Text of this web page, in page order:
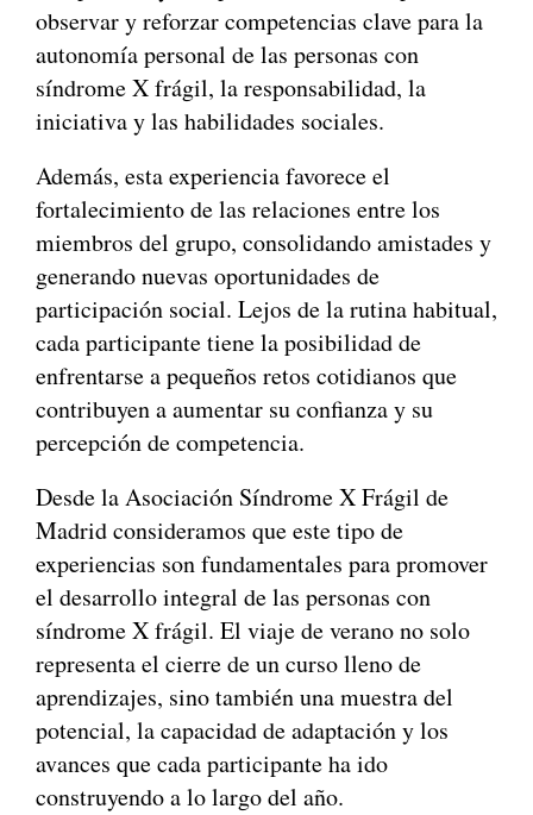
observar y reforzar competencias clave para la
autonomía personal de las personas con
síndrome X frágil, la responsabilidad, la
iniciativa y las habilidades sociales.
Además, esta experiencia favorece el
fortalecimiento de las relaciones entre los
miembros del grupo, consolidando amistades y
generando nuevas oportunidades de
participación social. Lejos de la rutina habitual,
cada participante tiene la posibilidad de
enfrentarse a pequeños retos cotidianos que
contribuyen a aumentar su confianza y su
percepción de competencia.
Desde la Asociación Síndrome X Frágil de
Madrid consideramos que este tipo de
experiencias son fundamentales para promover
el desarrollo integral de las personas con
síndrome X frágil. El viaje de verano no solo
representa el cierre de un curso lleno de
aprendizajes, sino también una muestra del
potencial, la capacidad de adaptación y los
avances que cada participante ha ido
construyendo a lo largo del año.